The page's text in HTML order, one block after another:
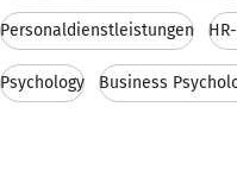
Personaldienstleistungen
Psychology Business